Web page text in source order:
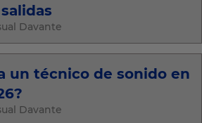
Davante
un técnico de sonido en
Davante